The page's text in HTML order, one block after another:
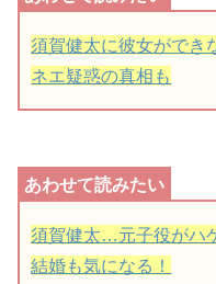
須賀健太に彼女がで
ネエ疑惑の真相も
須賀健太…元子役がハ
結婚も気になる！